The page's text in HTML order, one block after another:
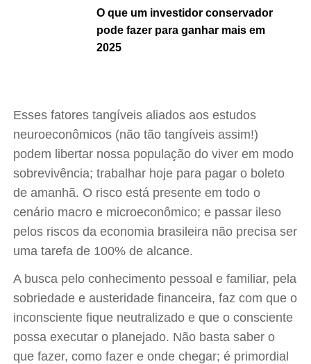
O que um investidor conservador
pode fazer para ganhar mais em
2025
Esses fatores tangíveis aliados aos estudos
neuroeconômicos (não tão tangíveis assim!)
podem libertar nossa população do viver em modo
sobrevivência; trabalhar hoje para pagar o boleto
de amanhã. O risco está presente em todo o
cenário macro e microeconômico; e passar ileso
pelos riscos da economia brasileira não precisa ser
uma tarefa de 100% de alcance.
A busca pelo conhecimento pessoal e familiar, pela
sobriedade e austeridade financeira, faz com que o
inconsciente fique neutralizado e que o consciente
possa executar o planejado. Não basta saber o
que fazer, como fazer e onde chegar; é primordial